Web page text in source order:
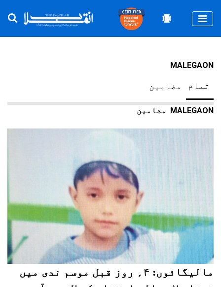
MALEGAON
مضامین تمام
MALEGAON
مالیگائوں: ۴؍ روز قبل موسم ندی میں